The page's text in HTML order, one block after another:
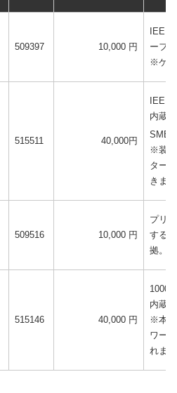
509397 10,000 円
ーフ
※ケー
515511 40,000円
内蔵
SMB
※装着
ター
きま
509516 10,000 円
プリ
する
拠。
515146 40,000 円
内蔵
※本オ
ワー
れま